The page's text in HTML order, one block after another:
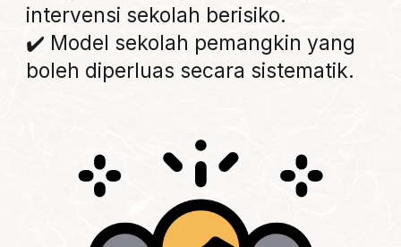
intervensi sekolah berisiko.
✔️ Model sekolah pemangkin yang
boleh diperluas secara sistematik.